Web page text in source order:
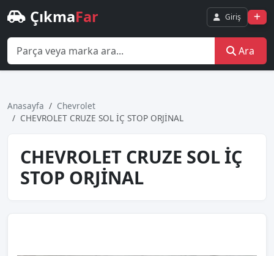
ÇıkmaFar Giriş
Ara
Anasayfa
Chevrolet
CHEVROLET CRUZE SOL İÇ STOP ORJİNAL
CHEVROLET CRUZE SOL İÇ
STOP ORJİNAL